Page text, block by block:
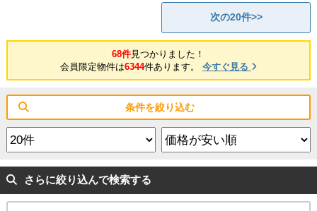
次の20件>>
68件見つかりました！
会員限定物件は6344件あります。 今すぐ見る
条件を絞り込む
さらに絞り込んで検索する